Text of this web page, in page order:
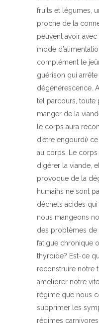
fruits et légumes,
proche de la
peuvent avoir
mode
complément le
guérison qui arrête
dégénérescence.
tel parcours, toute
manger de la
le corps aura
d’être engourdi)
au corps. Le corps
digérer la viande,
provoque de la
humains ne sont
déchets acides
nous mangeons
des problèmes de
fatigue chronique
thyroïde? Est-ce
reconstruire notre
améliorer notre
régime que nous
supprimer les
régimes